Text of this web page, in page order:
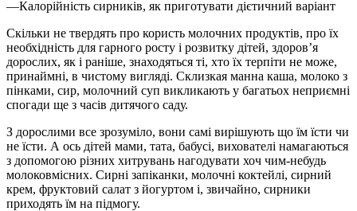
—Калорійність сирників, як приготувати дієтичний варіант
Скільки не твердять про користь молочних продуктів, про їх
необхідність для гарного росту і розвитку дітей, здоров’я
дорослих, як і раніше, знаходяться ті, хто їх терпіти не може,
принаймні, в чистому вигляді. Склизкая манна каша, молоко з
пінками, сир, молочний суп викликають у багатьох неприємні
спогади ще з часів дитячого саду.
З дорослими все зрозуміло, вони самі вирішують що їм їсти чи
не їсти. А ось дітей мами, тата, бабусі, вихователі намагаються
з допомогою різних хитрувань нагодувати хоч чим-небудь
молоковмісних. Сирні запіканки, молочні коктейлі, сирний
крем, фруктовий салат з йогуртом і, звичайно, сирники
приходять їм на підмогу.